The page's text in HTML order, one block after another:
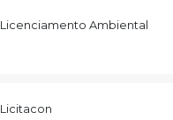
Licenciamento Ambiental
Licitacon